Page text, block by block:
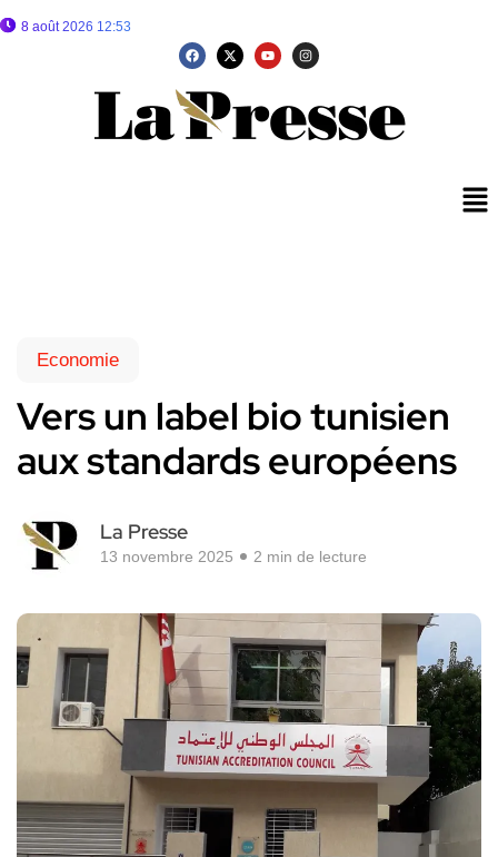
8 août 2026 12:53
Economie
Vers un label bio tunisien
aux standards européens
La Presse
13 novembre 2025 2 min de lecture